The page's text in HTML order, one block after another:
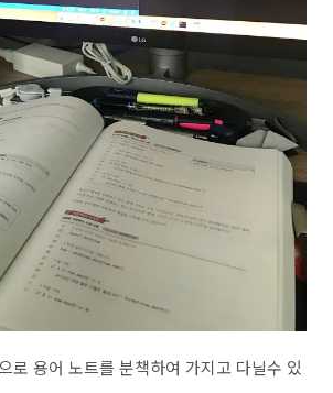
로 용어 노트를 분책하여 가지고 다닐수 있